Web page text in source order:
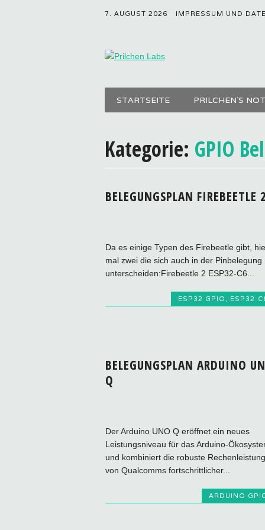
7. AUGUST 2026 IMPRESSUM UND
Hauptmenü
STARTSEITE PRILCHEN´S
Kategorie: GPIO
BELEGUNGSPLAN FIREBEETLE
Da es einige Typen des Firebeetle gibt,
mal zwei die sich auch in der Pinbelegung
unterscheiden:Firebeetle 2 ESP32-C6...
ESP32 GPIO ESP32-
BELEGUNGSPLAN ARDUINO
Q
Der Arduino UNO Q eröffnet ein neues
Leistungsniveau für das Arduino-
und kombiniert die robuste Rechenleistung
von Qualcomms fortschrittlicher...
ARDUINO